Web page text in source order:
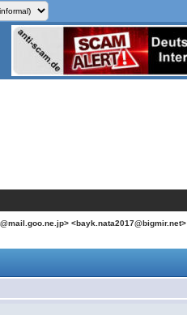
<bayk.nata2017@bigmir.net>